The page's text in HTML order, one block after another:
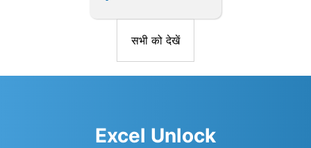
सभी को देखें
Excel Unlock